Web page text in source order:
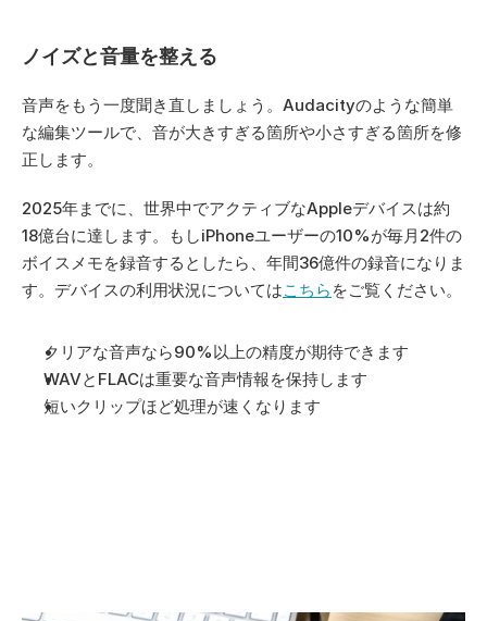
ノイズと音量を整える
音声をもう一度聞き直しましょう。Audacityのような簡単
な編集ツールで、音が大きすぎる箇所や小さすぎる箇所を修
正します。
2025年までに、世界中でアクティブなAppleデバイスは約
18億台に達します。もしiPhoneユーザーの10%が毎月2件の
ボイスメモを録音するとしたら、年間36億件の録音になりま
す。デバイスの利用状況についてはこちら をご覧ください。
クリアな音声なら90%以上の精度が期待できます
WAVとFLACは重要な音声情報を保持します
短いクリップほど処理が速くなります